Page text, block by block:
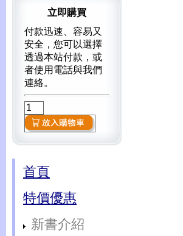
立即購買
付款迅速、容易又
安全，您可以選擇
透過本站付款，或
者使用電話與我們
連絡。
首頁
特價優惠
新書介紹